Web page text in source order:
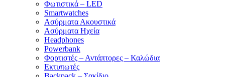
Φωτιστικά – LED
Smartwatches
Ασύρματα Ακουστικά
Ασύρματα Ηχεία
Headphones
Powerbank
Φορτιστές – Αντάπτορες – Καλώδια
Εκτυπωτές